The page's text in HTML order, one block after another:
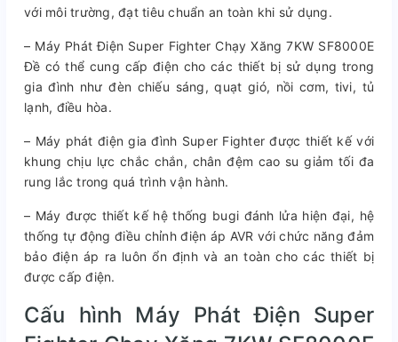
với môi trường, đạt tiêu chuẩn an toàn khi sử dụng.
– Máy Phát Điện Super Fighter Chạy Xăng 7KW SF8000E
Đề có thể cung cấp điện cho các thiết bị sử dụng trong
gia đình như đèn chiếu sáng, quạt gió, nồi cơm, tivi, tủ
lạnh, điều hòa.
– Máy phát điện gia đình Super Fighter được thiết kế với
khung chịu lực chắc chắn, chân đệm cao su giảm tối đa
rung lắc trong quá trình vận hành.
– Máy được thiết kế hệ thống bugi đánh lửa hiện đại, hệ
thống tự động điều chỉnh điện áp AVR với chức năng đảm
bảo điện áp ra luôn ổn định và an toàn cho các thiết bị
được cấp điện.
Cấu hình Máy Phát Điện Super